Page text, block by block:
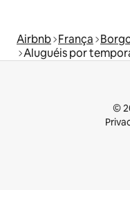
Airbnb França
Aluguéis por
©